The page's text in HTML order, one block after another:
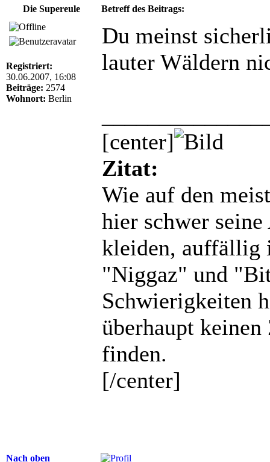
Die Supereule
Betreff des Beitrags:
Registriert:
30.06.2007, 16:08
Beiträge: 2574
Wohnort: Berlin
Du meinst
lauter Wäldern
[center]
Zitat:
Wie auf den
hier schwer
kleiden, auffällig
"Niggaz" und
Schwierigkeiten
überhaupt
finden.
[/center]
Nach oben